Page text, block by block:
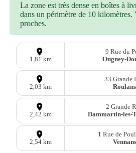
La zone est très dense en boîtes à
dans un périmètre de 10 kilomètres.
proches.
1,81 km
9 Rue du
Ougney-
2,03 km
33 Grande
Roulans
2,42 km
2 Grande
Dammartin-les-
2,54 km
1 Rue de
Vennans